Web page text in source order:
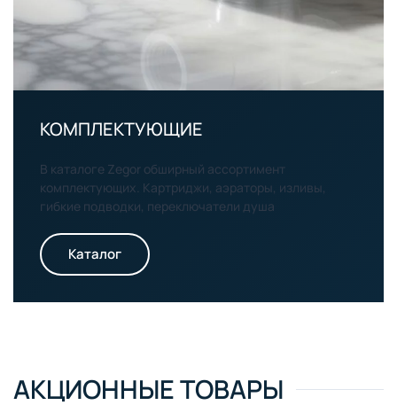
КОМПЛЕКТУЮЩИЕ
В каталоге Zegor обширный ассортимент
комплектующих. Картриджи, аэраторы, изливы,
гибкие подводки, переключатели душа
Каталог
АКЦИОННЫЕ ТОВАРЫ